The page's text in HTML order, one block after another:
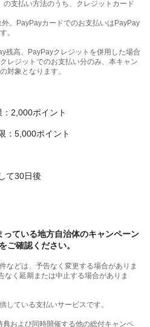
の支払い方法のうち、クレジットカード
。PayPayカードでのお支払いはPayPay
。
残高、PayPayクレジットを併用した場合
レジットでのお支払い分のみ、本キャン
対象となります。
：2,000ポイント
：5,000ポイント
て30日後
ている地方自治体のキャンペーン
をご確認ください。
などは、予告なく変更する場合がありま
く延期または中止する場合がありま
ている支払いサービスです。
および同時開催する他の総付キャンペ